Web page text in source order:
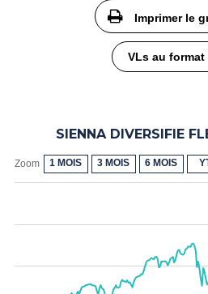
Imprimer le
VLs au format
Zoom 1 MOIS 3 MOIS 6 MOIS
SIENNA DIVERSIFIE